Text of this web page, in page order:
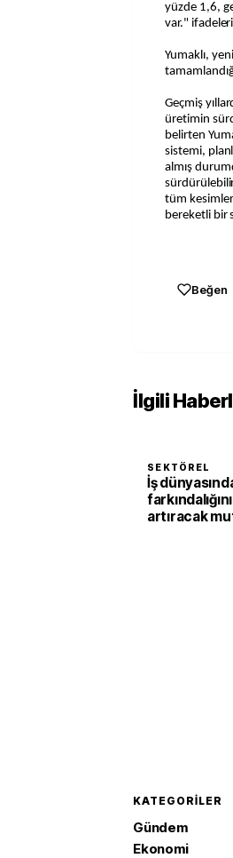
yüzde 1,6,
var."
Yumaklı,
Geçmiş
üretimin
belirten
sistemi,
almış
tüm
bereketli bir
Beğen
İlgili
SEKTÖREL
İş
farkındalığını
artıracak
KATEGORILER
Gündem
Ekonomi